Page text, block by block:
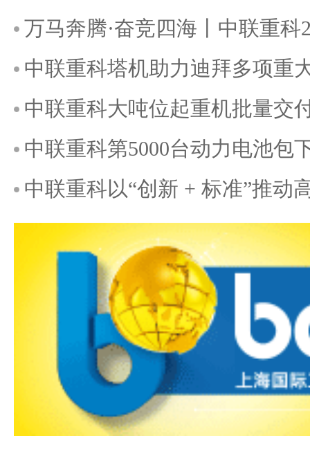
万马奔腾·奋竞四海丨中联重
中联重科塔机助力迪拜多项重
中联重科大吨位起重机批量交
中联重科第5000台动力电池包
中联重科以“创新 + 标准”推动